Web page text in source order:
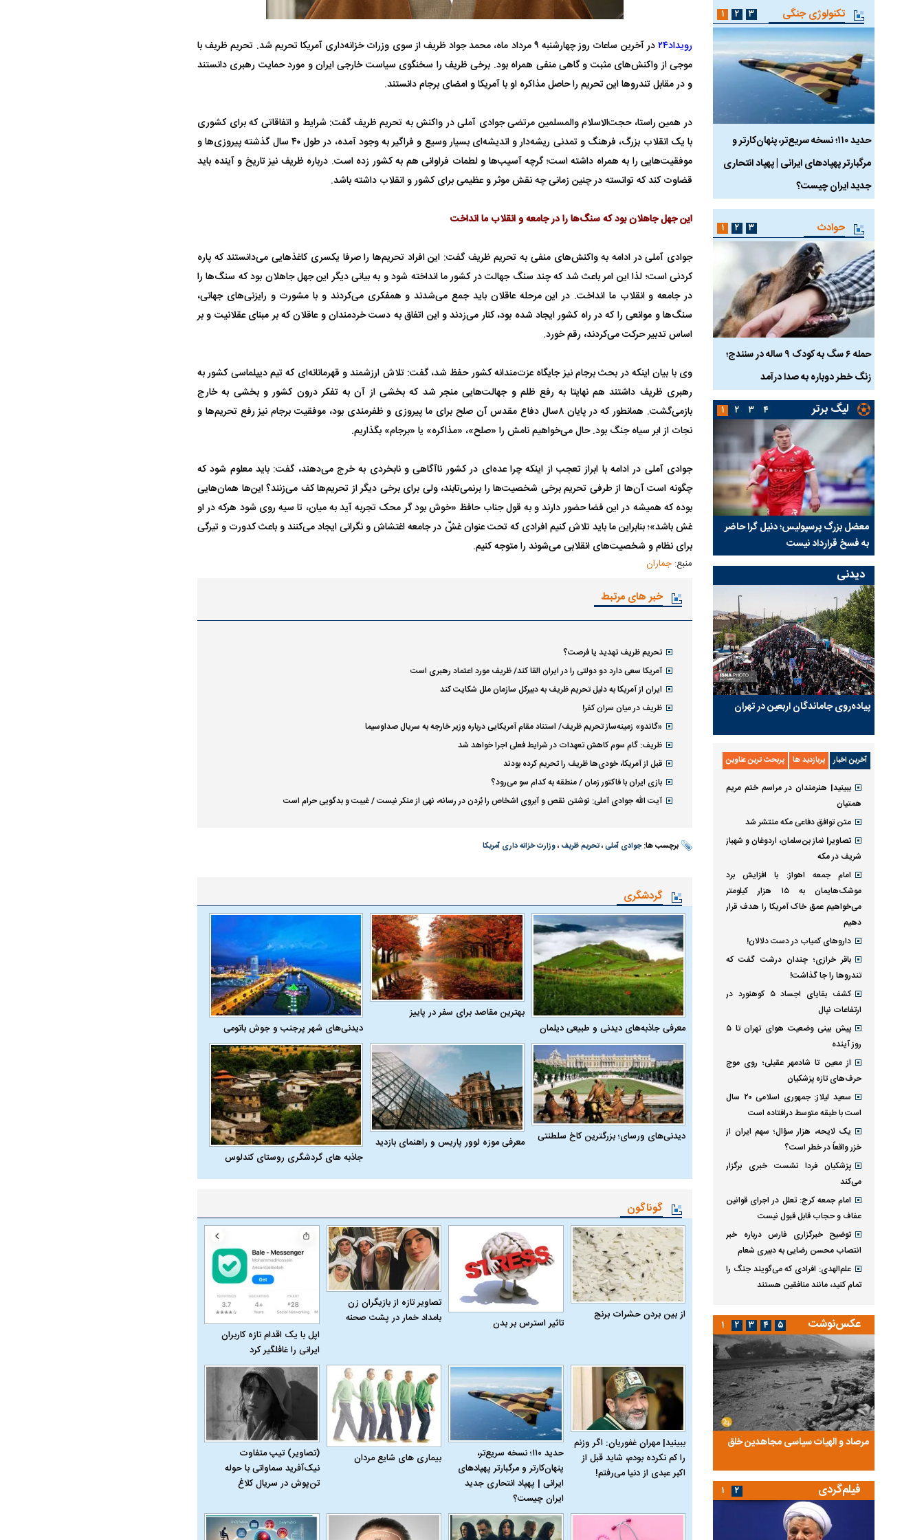
رویداد۲۴
در آخرین ساعات روز چهارشنبه ۹ مرداد ماه، محمد جواد ظریف از سوی وزرات خزانه‌داری آمریکا تحریم شد. تحریم ظریف با
موجی از واکنش‌های مثبت و گاهی منفی همراه بود. برخی ظریف را سخنگوی سیاست خارجی ایران و مورد حمایت رهبری دانستند
و در مقابل تندرو‌ها این تحریم را حاصل مذاکره او با آمریکا و امضای برجام دانستند.
در همین راستا، حجت‌الاسلام والمسلمین مرتضی جوادی آملی در واکنش به تحریم ظریف گفت: شرایط و اتفاقاتی که برای کشوری
با یک انقلاب بزرگ، فرهنگ و تمدنی ریشه‌دار و اندیشه‌ای بسیار وسیع و فراگیر به وجود آمده، در طول ۴۰ سال گذشته پیروزی‌ها و
موفقیت‌هایی را به همراه داشته است؛ گرچه آسیب‌ها و لطمات فراوانی هم به کشور زده است. درباره ظریف نیز تاریخ و آینده باید
قضاوت کند که توانسته در چنین زمانی چه نقش موثر و عظیمی برای کشور و انقلاب داشته باشد.
این جهل جاهلان بود که سنگ‌ها را در جامعه و انقلاب ما انداخت
جوادی آملی در ادامه به واکنش‌های منفی به تحریم ظریف گفت: این افراد تحریم‌ها را صرفا یکسری کاغذ‌هایی می‌دانستند که پاره
کردنی است؛ لذا این امر باعث شد که چند سنگ جهالت در کشور ما انداخته شود و به بیانی دیگر این جهل جاهلان بود که سنگ‌ها را
در جامعه و انقلاب ما انداخت. در این مرحله عاقلان باید جمع می‌شدند و همفکری می‌کردند و با مشورت و رایزنی‌های جهانی،
سنگ‌ها و موانعی را که در راه کشور ایجاد شده بود، کنار می‌زدند و این اتفاق به دست خردمندان و عاقلان که بر مبنای عقلانیت و بر
اساس تدبیر حرکت می‌کردند، رقم خورد.
وی با بیان اینکه در بحث برجام نیز جایگاه عزت‌مندانه کشور حفظ شد، گفت: تلاش ارزشمند و قهرمانانه‌ای که تیم دیپلماسی کشور به
رهبری ظریف داشتند هم نهایتا به رفع ظلم و جهالت‌هایی منجر شد که بخشی از آن به تفکر درون کشور و بخشی به خارج
بازمی‌گشت. همانطور که در پایان ۸سال دفاع مقدس آن صلح برای ما پیروزی و ظفرمندی بود، موفقیت برجام نیز رفع تحریم‌ها و
نجات از ابر سیاه جنگ بود. حال می‌خواهیم نامش را «صلح»، «مذاکره» یا «برجام» بگذاریم.
جوادی آملی در ادامه با ابراز تعجب از اینکه چرا عده‌ای در کشور ناآگاهی و نابخردی به خرج می‌دهند، گفت: باید معلوم شود که
چگونه است آن‌ها از طرفی تحریم برخی شخصیت‌ها را برنمی‌تابند، ولی برای برخی دیگر از تحریم‌ها کف می‌زنند؟ این‌ها همان‌هایی
بوده که همیشه در این فضا حضور دارند و به قول جناب حافظ «خوش بود گر محک تجربه آید به میان، تا سیه روی شود هرکه در او
غش باشد»؛ بنابراین ما باید تلاش کنیم افرادی که تحت عنوان غشّ در جامعه اغتشاش و نگرانی ایجاد می‌کنند و باعث کدورت و تیرگی
برای نظام و شخصیت‌های انقلابی می‌شوند را متوجه کنیم.
منبع: جماران
خبر های مرتبط
تحریم ظریف تهدید یا فرصت؟
آمریکا سعی دارد دو دولتی را در ایران القا کند/ ظریف مورد اعتماد رهبری است
ایران از آمریکا به دلیل تحریم ظریف به دبیرکل سازمان ملل شکایت کند
ظریف در میان سران کفر!
«گاندو» زمینه‌ساز تحریم ظریف/ استناد مقام آمریکایی درباره وزیر خارجه به سریال صداوسیما
ظریف: گام سوم کاهش تعهدات در شرایط فعلی اجرا خواهد شد
قبل از آمریکا، خودی‌ها ظریف را تحریم کرده بودند
بازی ایران با فاکتور زمان / منطقه به کدام سو می‌رود؟
آیت الله جوادی آملی: نوشتن نقص و آبروی اشخاص را بُردن در رسانه، نهی از منکر نیست / غیبت و بدگویی حرام است
برچسب ها:جوادی آملی،تحریم ظریف ،وزارت خزانه داری آمریکا
گردشگری
معرفی جاذبه‌های دیدنی و طبیعی دیلمان
بهترین مقاصد برای سفر در پاییز
دیدنی‌های شهر پرجنب و جوش باتومی
دیدنی‌های ورسای؛ بزرگترین کاخ سلطنتی
معرفی موزه لوور پاریس و راهنمای بازدید
جاذبه های گردشگری روستای کندلوس
گوناگون
از بین بردن حشرات برنج
تاثیر استرس بر بدن
تصاویر تازه از بازیگران زن
بامداد خمار در پشت صحنه
اپل با یک اقدام تازه کاربران
ایرانی را غافلگیر کرد
ببینید| مهران غفوریان: اگر وزنم
را کم نکرده بودم، شاید قبل از
اکبر عبدی از دنیا می‌رفتم!
حدید ۱۱۰؛ نسخه سریع‌تر،
پنهان‌کارتر و مرگبارتر پهپادهای
ایرانی | پهپاد انتحاری جدید
ایران چیست؟
بیماری‌ های شایع مردان
(تصاویر) تیپ متفاوت
نیک‌آفرید سماواتی با حوله
تن‌پوش در سریال کلاغ
تکنولوژی جنگی
حدید ۱۱۰؛ نسخه سریع‌تر، پنهان‌کارتر و
مرگبارتر پهپادهای ایرانی | پهپاد انتحاری
جدید ایران چیست؟
هواپیمای مرموز E-11A BACN چیست؟
فضاپیمای «استارشیپ» ایلان ماسک
چیست؟
حدید ۱۱۰؛ نسخه سریع‌تر، پنهان‌کارتر و
مرگبارتر پهپادهای ایرانی | پهپاد انتحاری
جدید ایران چیست؟
هواپیمای مرموز E-11A BACN چیست؟
۱ ۲ ۳
حوادث
حمله ۶ سگ به کودک ۹ ساله در سنندج؛
زنگ خطر دوباره به صدا درآمد
کشته شدند
توسط حیوانات خورده شد
زنگ خطر دوباره به صدا درآمد
کشته شدند
۱ ۲ ۳
لیگ برتر
معضل بزرگ پرسپولیس؛ دنیل گرا حاضر
به فسخ قرارداد نیست
مقصد احتمالی مدافع جوان پرسپولیس
مشخص شد
پیشنهاد ۱۳۲میلیاردی رامین رضاییان به
استقلال
بازگشت اندونگ به استقلال منتفی شد؛
معضل بزرگ پرسپولیس؛ دنیل گرا حاضر
۱ ۲ ۳ ۴
دیدنی
پیاده‌روی جاماندگان اربعین در تهران
آخرین اخبار پربازدید ها پربحث ترین عناوین
ببینید| هنرمندان در مراسم ختم مریم
همتیان
متن توافق دفاعی مکه منتشر شد
تصاویر| نماز بن‌سلمان، اردوغان و شهباز
شریف در مکه
امام‌ جمعه اهواز: با افزایش برد
موشک‌هایمان به ۱۵ هزار کیلومتر
می‌خواهیم عمق خاک آمریکا را هدف قرار
دهیم
داروهای کمیاب در دست دلالان!
باقر خرازی؛ چندان درشت گفت که
تندروها را جا گذاشت!
کشف بقایای اجساد ۵ کوهنورد در
ارتفاعات نپال
پیش بینی وضعیت هوای تهران تا ۵
روز آینده
از معین تا شادمهر عقیلی؛ روی موج
حرف‌های تازه پزشکیان
سعید لیلاز: جمهوری اسلامی ۲۰ سال
است با طبقه متوسط درافتاده است
یک لایحه، هزار سؤال؛ سهم ایران از
خزر واقعاً در خطر است؟
پزشکیان فردا نشست خبری برگزار
می‌کند
امام جمعه کرج: تعلل در اجرای قوانین
عفاف و حجاب قابل قبول نیست
توضیح خبرگزاری فارس درباره خبر
انتصاب محسن رضایی به دبیری شعام
علم‌الهدی: افرادی که می‌گویند جنگ را
تمام کنید، مانند منافقین هستند
عکس‌نوشت
مرصاد و الهیات سیاسی مجاهدین خلق
آخرین پرده از حیات سیاسی یک سلسله |
روایتی از آخرین مصاحبه‌ی شاه در ایران
ریشه‌های عزاداری ماه محرم در فرهنگ
و تاریخ ایران
عزاداری ماه محرم در دوران قاجار چگونه
انجام می‌شد؟
مردی که سر خم نکرد؟ | غلامرضا تختی و
۱ ۲ ۳ ۴ ۵
فیلم‌گردی ۱ ۲